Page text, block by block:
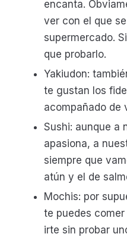
encanta.
ver con el que
supermercado.
que probarlo.
Yakiudon:
te gustan los
acompañado de
Sushi: aunque a
apasiona, a
siempre que
atún y el de
Mochis: por
te puedes
irte sin probar